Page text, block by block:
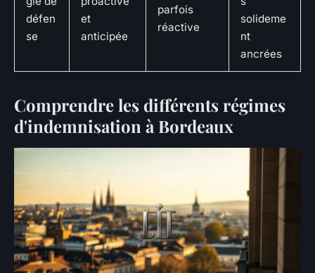
défen
se
et
anticipée
parfois
réactive
solideme
nt
ancrées
Comprendre les différents régimes
d'indemnisation à Bordeaux